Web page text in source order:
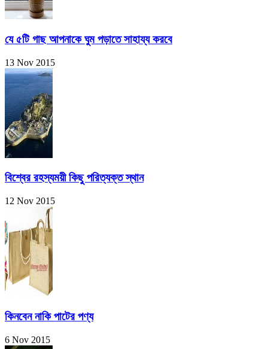
যে ৫টি গাছ আপনাকে ঘুম পড়াতে সাহায্য করবে
13 Nov 2015
বিশ্বের রহস্যময়ী কিছু পরিত্যক্ত স্থান
12 Nov 2015
কিনবেন নাকি পাটের পণ্য
6 Nov 2015